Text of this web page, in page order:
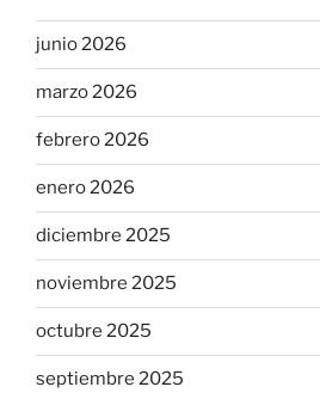
junio 2026
marzo 2026
febrero 2026
enero 2026
diciembre 2025
noviembre 2025
octubre 2025
septiembre 2025